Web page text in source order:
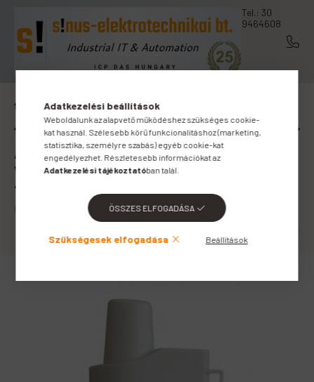
Tel.: 30
9464608
W-MBUS [Wireless-MBUS]
Előző termék Következő termék
ARF8043AA # AMR PULSE W-MBUS
WIRELESS M-BUS MULTI ENERGY
TRANSMITTER, ADEUNIS RF
Cikkszám: ARF8043AA_
Adatkezelési beállítások
Weboldalunk az alapvető működéshez szükséges cookie-
kat használ. Szélesebb körű funkcionalitáshoz (marketing,
statisztika, személyre szabás) egyéb cookie-kat
engedélyezhet. Részletesebb információkat az
Adatkezelési tájékoztatóban talál.
ÖSSZES ELFOGADÁSA
Szükségesek elfogadása Beállítások